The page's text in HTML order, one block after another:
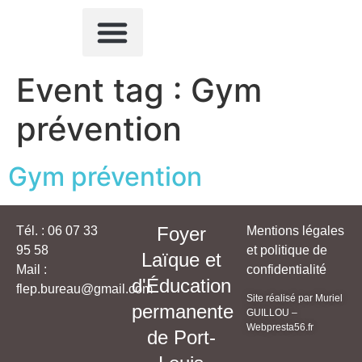
Event tag : Gym
prévention
Gym prévention
Tél. : 06 07 33
95 58
Mail :
flep.bureau@gmail.com
Foyer
Laïque et
d'Éducation
permanente
de Port-
Mentions légales
et politique de
confidentialité
Site réalisé par Muriel
GUILLOU –
Webpresta56.fr